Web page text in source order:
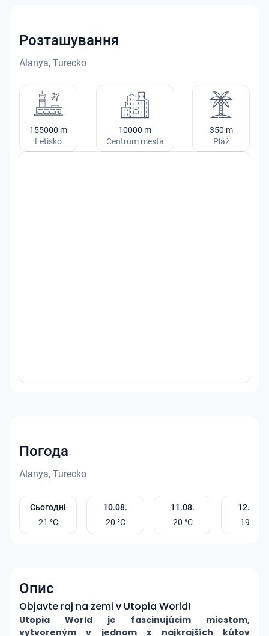
Розташування
Alanya, Turecko
155000 m
Letisko
10000 m
Centrum mesta
350 m
Pláž
Погода
Alanya, Turecko
Сьогодні
21 °C
10.08.
20 °C
11.08.
20 °C
12.08.
19
Опис
Objavte raj na zemi v Utopia World!
Utopia World je fascinujúcim miestom,
vytvoreným v jednom z najkrajších kútov